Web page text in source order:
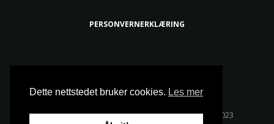
PERSONVERNERKLÆRING
Alle rettigheter reservert • Copyright © Natt & Dag 2023
Dette nettstedet bruker cookies. Les mer